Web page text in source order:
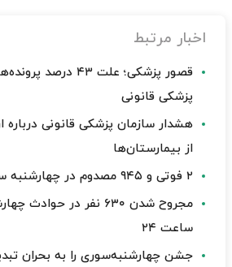
اخبار مرتبط
قصور پزشکی؛ علت ۴۳
پزشکی قانونی
هشدار سازمان پزشکی قانونی درباره
از بیمارستان‌ها
۲ فوتی و ۹۴۵ مصدوم در چهارشنبه سوری امسال
مجروح شدن ۶۳۰ نفر در
ساعت ۲۴
جشن چهارشنبه‌سوری را به بحران